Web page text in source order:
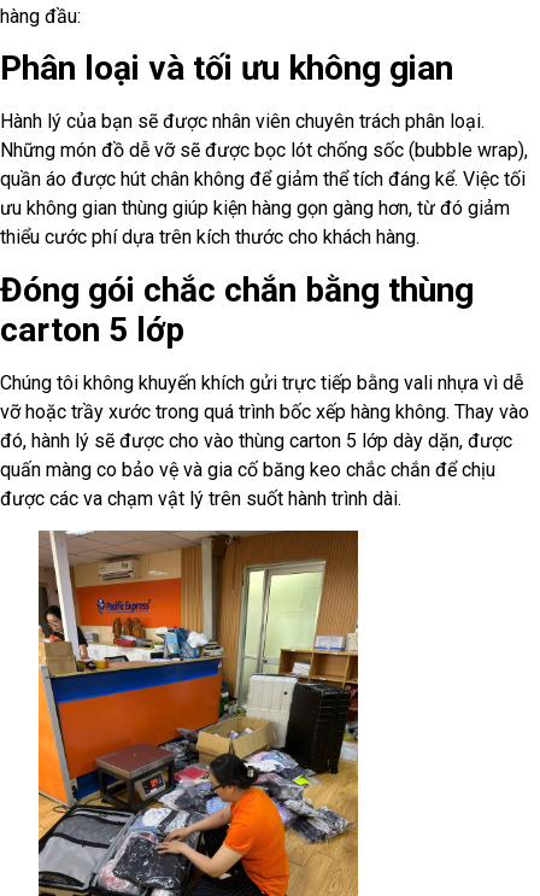
hàng đầu:
Phân loại và tối ưu không gian
Hành lý của bạn sẽ được nhân viên chuyên trách phân loại.
Những món đồ dễ vỡ sẽ được bọc lót chống sốc (bubble wrap),
quần áo được hút chân không để giảm thể tích đáng kể. Việc tối
ưu không gian thùng giúp kiện hàng gọn gàng hơn, từ đó giảm
thiểu cước phí dựa trên kích thước cho khách hàng.
Đóng gói chắc chắn bằng thùng
carton 5 lớp
Chúng tôi không khuyến khích gửi trực tiếp bằng vali nhựa vì dễ
vỡ hoặc trầy xước trong quá trình bốc xếp hàng không. Thay vào
đó, hành lý sẽ được cho vào thùng carton 5 lớp dày dặn, được
quấn màng co bảo vệ và gia cố băng keo chắc chắn để chịu
được các va chạm vật lý trên suốt hành trình dài.